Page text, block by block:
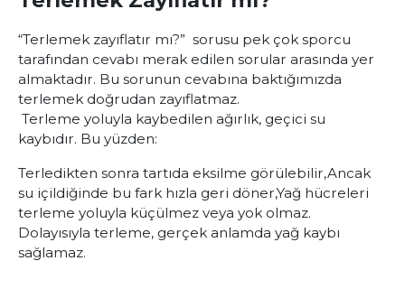
“Terlemek zayıflatır mı?” sorusu pek çok sporcu
tarafından cevabı merak edilen sorular arasında yer
almaktadır. Bu sorunun cevabına baktığımızda
terlemek doğrudan zayıflatmaz.
Terleme yoluyla kaybedilen ağırlık, geçici su
kaybıdır. Bu yüzden:
Terledikten sonra tartıda eksilme görülebilir,Ancak
su içildiğinde bu fark hızla geri döner,Yağ hücreleri
terleme yoluyla küçülmez veya yok olmaz.
Dolayısıyla terleme, gerçek anlamda yağ kaybı
sağlamaz.